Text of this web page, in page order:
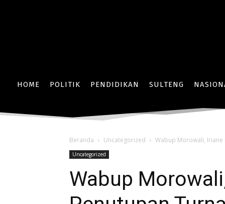
HOME POLITIK PENDIDIKAN SULTENG
Beranda Uncategorized Wabup Morowali, Iriane
Uncategorized
Wabup